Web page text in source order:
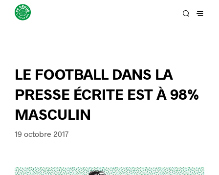
LE FOOTBALL DANS LA
PRESSE ÉCRITE EST À 98%
MASCULIN
19 octobre 2017